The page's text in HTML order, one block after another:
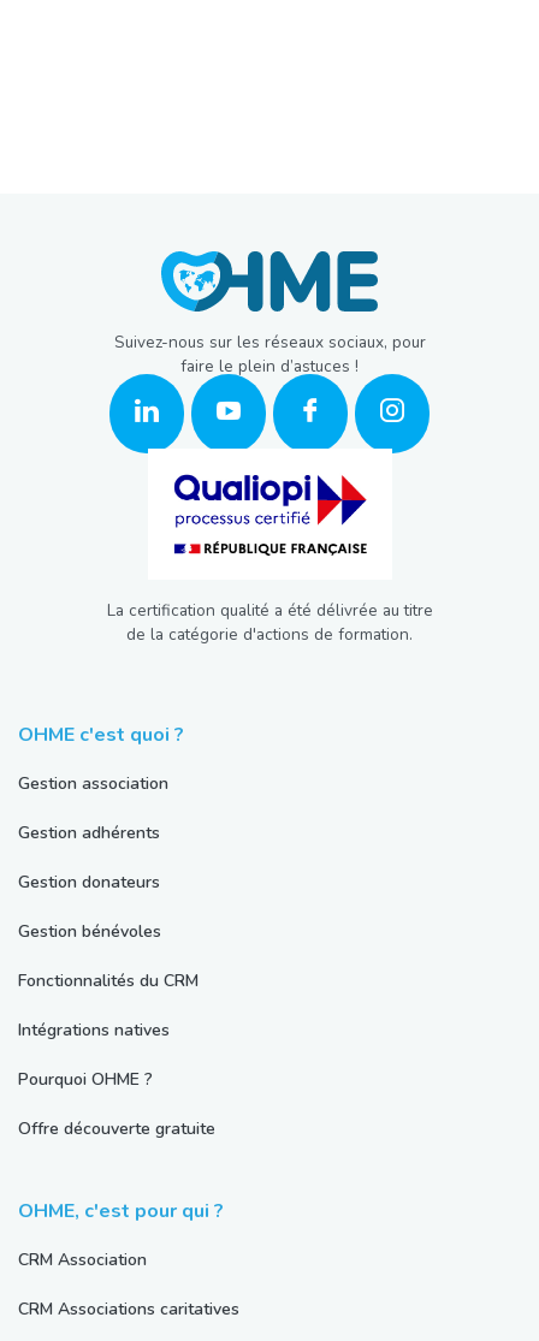
Suivez-nous sur les réseaux sociaux, pour
faire le plein d’astuces !
La certification qualité a été délivrée au titre
de la catégorie d'actions de formation.
OHME c'est quoi ?
Gestion association
Gestion adhérents
Gestion donateurs
Gestion bénévoles
Fonctionnalités du CRM
Intégrations natives
Pourquoi OHME ?
Offre découverte gratuite
OHME, c'est pour qui ?
CRM Association
CRM Associations caritatives